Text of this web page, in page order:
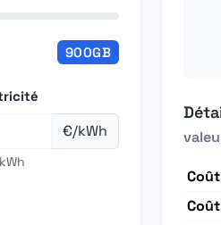
900GB
€/kWh